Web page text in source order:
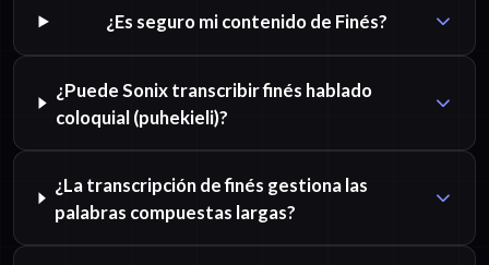
¿Es seguro mi contenido de Finés?
¿Puede Sonix transcribir finés hablado
coloquial (puhekieli)?
¿La transcripción de finés gestiona las
palabras compuestas largas?